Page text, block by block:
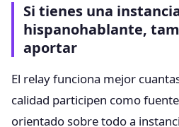
Si tienes una
hispanohablante,
aportar
El relay funciona mejor
calidad participen como
orientado sobre todo a